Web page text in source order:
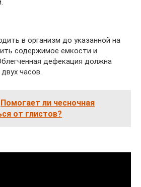
в организм до указанной на
содержимое емкости и
дефекация должна
часов.
Помогает ли чесночная
от глистов?